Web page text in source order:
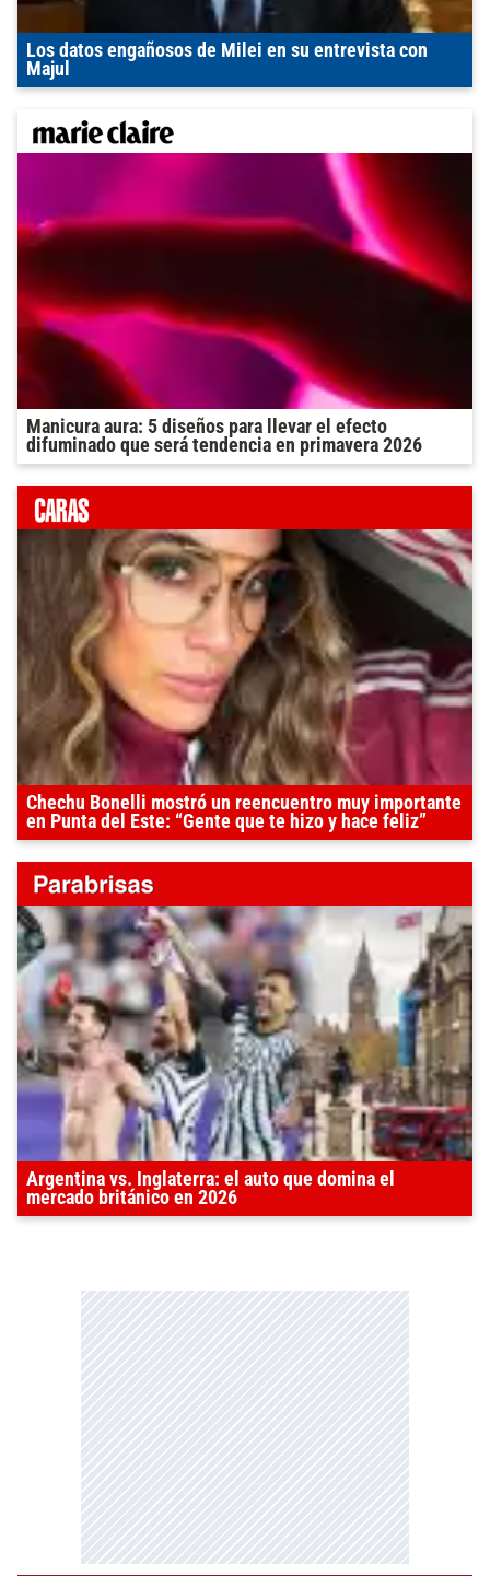
Los datos engañosos de Milei en su entrevista con
Majul
Manicura aura: 5 diseños para llevar el efecto
difuminado que será tendencia en primavera 2026
Chechu Bonelli mostró un reencuentro muy importante
en Punta del Este: “Gente que te hizo y hace feliz”
Argentina vs. Inglaterra: el auto que domina el
mercado británico en 2026